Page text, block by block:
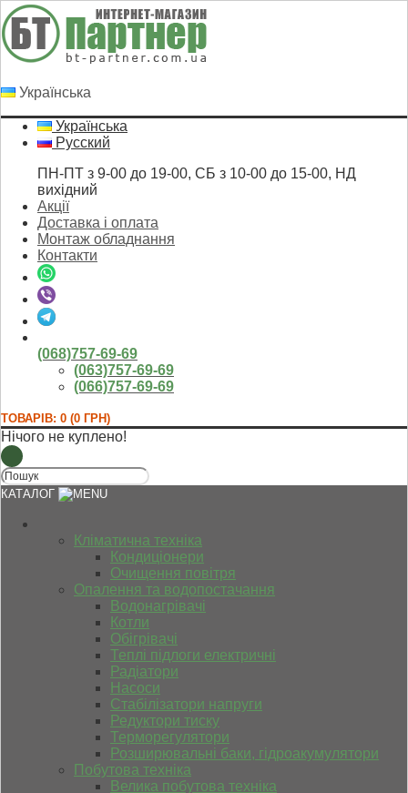
Українська
Українська
Русский
ПН-ПТ з 9-00 до 19-00, СБ з 10-00 до 15-00, НД
вихідний
Акції
Доставка і оплата
Монтаж обладнання
Контакти
(068)757-69-69
(063)757-69-69
(066)757-69-69
ТОВАРІВ: 0 (0 ГРН)
Нічого не куплено!
КАТАЛОГ
Кліматична техніка
Кондиціонери
Очищення повітря
Опалення та водопостачання
Водонагрівачі
Котли
Обігрівачі
Теплі підлоги електричні
Радіатори
Насоси
Стабілізатори напруги
Редуктори тиску
Терморегулятори
Розширювальні баки, гідроакумулятори
Побутова техніка
Велика побутова техніка